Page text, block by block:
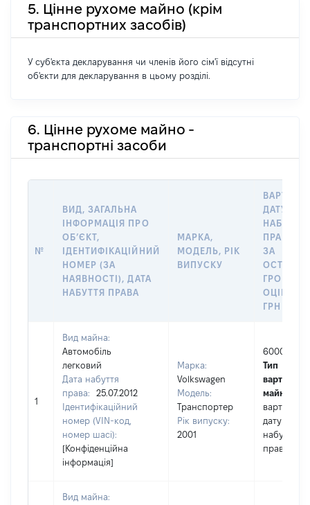
5. Цінне рухоме майно (крім
транспортних засобів)
У суб'єкта декларування чи членів його сім'ї відсутні
об'єкти для декларування в цьому розділі.
6. Цінне рухоме майно -
транспортні засоби
№
ВИД, ЗАГАЛЬНА
ІНФОРМАЦІЯ ПРО
ОБʼЄКТ,
ІДЕНТИФІКАЦІЙНИЙ
НОМЕР (ЗА
НАЯВНОСТІ), ДАТА
НАБУТТЯ ПРАВА
МАРКА,
МОДЕЛЬ, РІК
ВИПУСКУ
ДАТУ
НАБУТТЯ
ПРАВА
ЗА
ГРН
1
Вид майна:
Автомобіль
легковий
Дата набуття
права:
25.07.2012
Ідентифікаційний
номер (VIN-код,
номер шасі):
[Конфіденційна
інформація]
Марка:
Volkswagen
Модель:
Транспортер
Рік випуску:
2001
60000
Тип
вартості
майна:
вартість
дату
набуття
права
Вид майна: